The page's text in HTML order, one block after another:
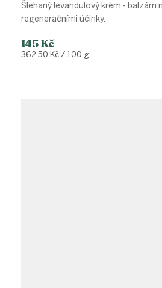
145 Kč
Měrná
362,50 Kč / 100 g
Šlehaný levandulový krém - balzám
regeneračními účinky.